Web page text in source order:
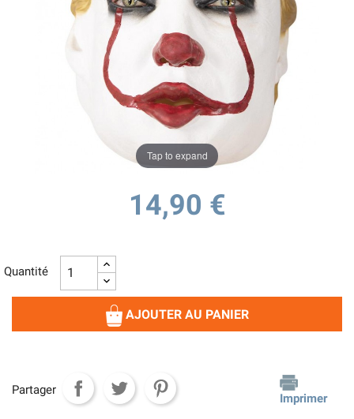
Tap to expand
14,90 €
Quantité
AJOUTER AU PANIER
Partager
Imprimer